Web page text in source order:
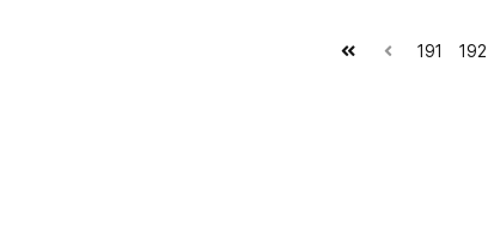
191 192